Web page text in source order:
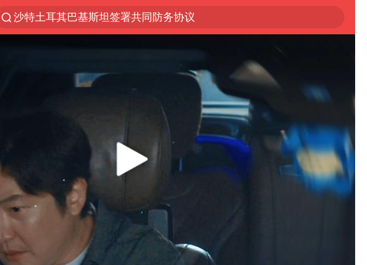
沙特土耳其巴基斯坦签署共同防务协议
台风白海豚已进入24小时警戒线
全球首个长时储能一体化产业园量产
U17国足点球大战淘汰河床晋级决赛
四川宜宾市高县4.9级地震致1人死亡
上海：台风白海豚或将带来龙卷风
名创优品回应女子吐槽内裤质量差
中巨芯：上半年归母净利润1405.77万元
中国女篮70-67险胜尼日利亚女篮